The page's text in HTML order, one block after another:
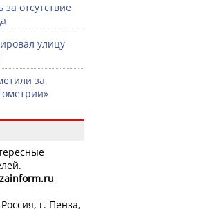
отсутствие
улицу
за
г. Пенза,